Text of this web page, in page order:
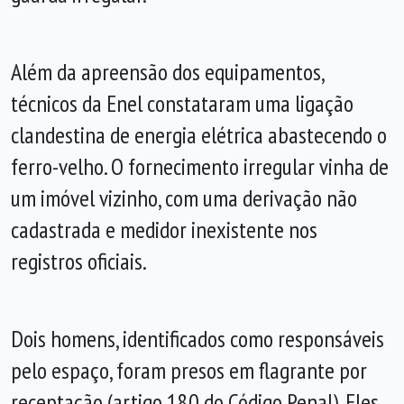
Além da apreensão dos equipamentos,
técnicos da Enel constataram uma ligação
clandestina de energia elétrica abastecendo o
ferro-velho. O fornecimento irregular vinha de
um imóvel vizinho, com uma derivação não
cadastrada e medidor inexistente nos
registros oficiais.
Dois homens, identificados como responsáveis
pelo espaço, foram presos em flagrante por